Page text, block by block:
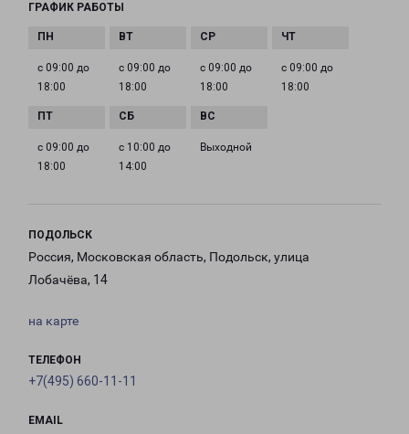
ГРАФИК РАБОТЫ
с 09:00 до
18:00
с 09:00 до
18:00
с 09:00 до
18:00
с 09:00 до
18:00
с 09:00 до
18:00
с 10:00 до
14:00
Выходной
ПОДОЛЬСК
Россия, Московская область, Подольск, улица
Лобачёва, 14
на карте
ТЕЛЕФОН
+7(495) 660-11-11
EMAIL